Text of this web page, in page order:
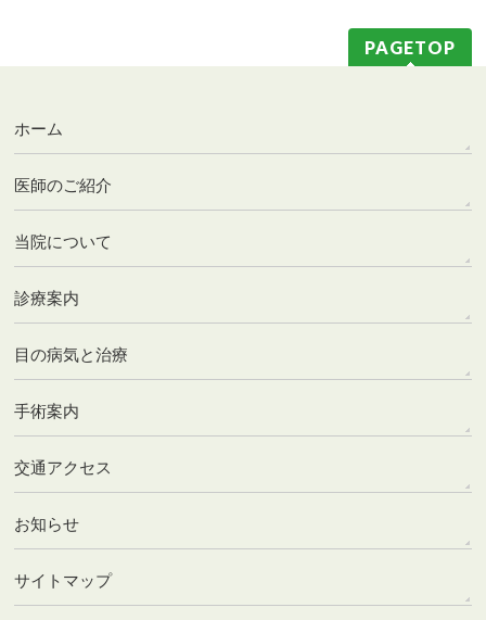
PAGETOP
ホーム
医師のご紹介
当院について
診療案内
目の病気と治療
手術案内
交通アクセス
お知らせ
サイトマップ